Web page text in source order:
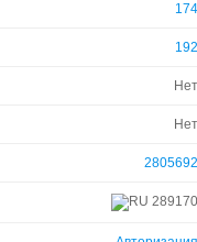
174
192
Нет
Нет
2805692
289170